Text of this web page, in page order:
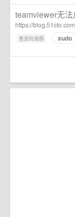
teamviewer无
https://
善良的海豚 · sudo